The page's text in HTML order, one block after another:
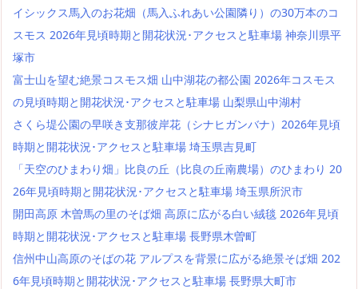
イシックス馬入のお花畑（馬入ふれあい公園隣り）の30万本のコ
スモス 2026年見頃時期と開花状況･アクセスと駐車場 神奈川県平
塚市
富士山を望む絶景コスモス畑 山中湖花の都公園 2026年コスモス
の見頃時期と開花状況･アクセスと駐車場 山梨県山中湖村
さくら堤公園の早咲き支那彼岸花（シナヒガンバナ）2026年見頃
時期と開花状況･アクセスと駐車場 埼玉県吉見町
「天空のひまわり畑」比良の丘（比良の丘南農場）のひまわり 20
26年見頃時期と開花状況･アクセスと駐車場 埼玉県所沢市
開田高原 木曽馬の里のそば畑 高原に広がる白い絨毯 2026年見頃
時期と開花状況･アクセスと駐車場 長野県木曽町
信州中山高原のそばの花 アルプスを背景に広がる絶景そば畑 202
6年見頃時期と開花状況･アクセスと駐車場 長野県大町市